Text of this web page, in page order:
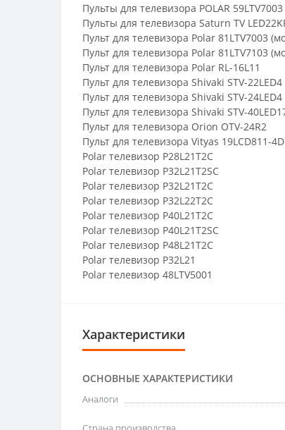
Пульты для телевизора POLAR 59LTV7003
Пульты для телевизора Saturn TV
Пульт для телевизора Polar 81LTV7003
Пульт для телевизора Polar 81LTV7103
Пульт для телевизора Polar RL-16L11
Пульт для телевизора Shivaki STV-22LED4
Пульт для телевизора Shivaki STV-24LED4
Пульт для телевизора Shivaki STV-
Пульт для телевизора Orion OTV-24R2
Пульт для телевизора Vityas 19LCD811-4D
Polar телевизор P28L21T2C
Polar телевизор P32L21T2SC
Polar телевизор P32L21T2C
Polar телевизор P32L22T2C
Polar телевизор P40L21T2C
Polar телевизор P40L21T2SC
Polar телевизор P48L21T2C
Polar телевизор P32L21
Polar телевизор 48LTV5001
Характеристики
ОСНОВНЫЕ ХАРАКТЕРИСТИКИ
Аналоги